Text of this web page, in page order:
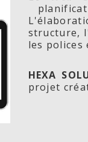
structure,
les polices
HEXA
projet